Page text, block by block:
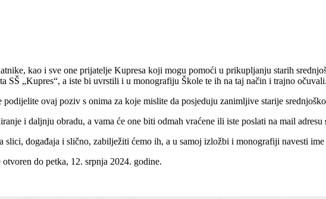
kao i sve one prijatelje Kupresa koji mogu pomoći u prikupljanju starih
SŠ „Kupres“, a iste bi uvrstili i u monografiju Škole te ih na taj način i trajno očuvali.
ovaj poziv s onima za koje mislite da posjeduju zanimljive starije
i daljnju obradu, a vama će one biti odmah vraćene ili iste poslati na mail adresu
događaja i slično, zabilježiti ćemo ih, a u samoj izložbi i monografiji navesti
do petka, 12. srpnja 2024. godine.